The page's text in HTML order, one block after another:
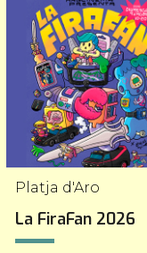
Platja d'Aro
La FiraFan 2026